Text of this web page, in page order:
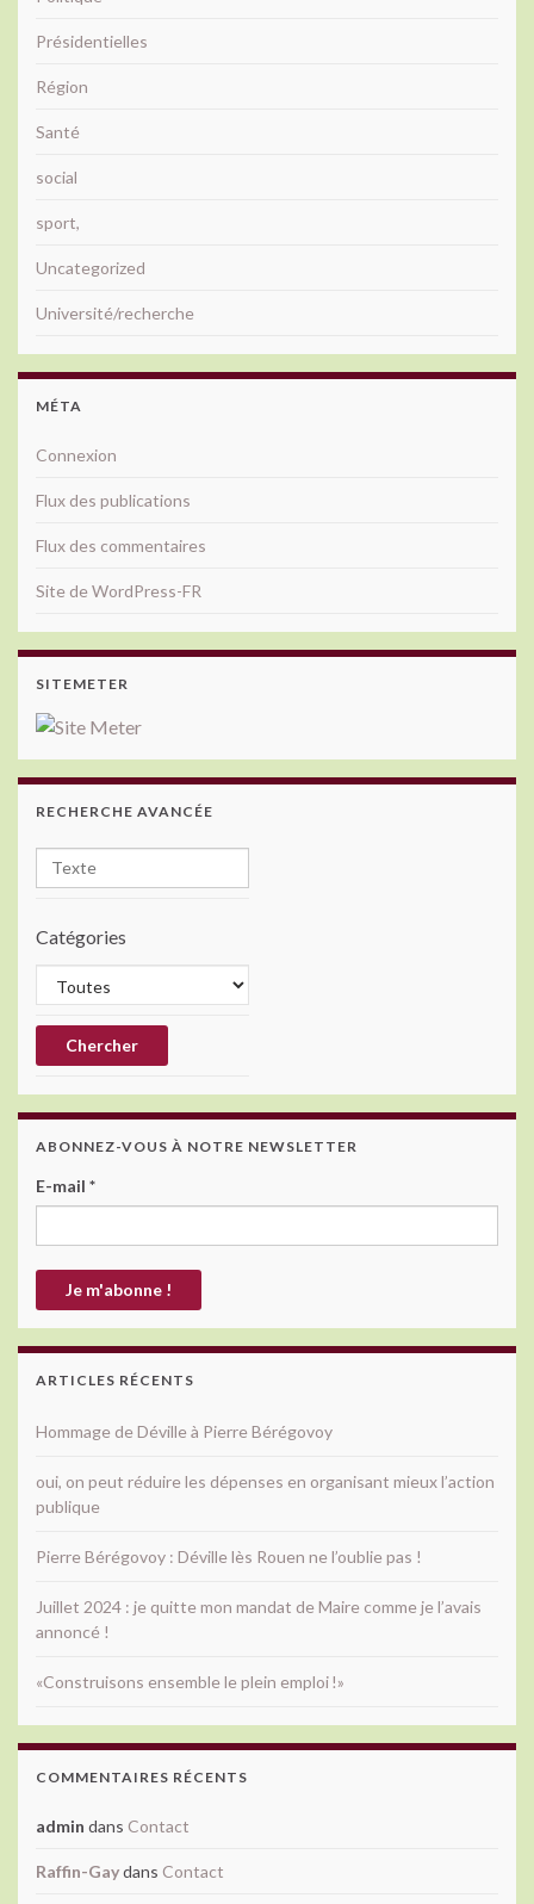
Présidentielles
Région
Santé
social
sport,
Uncategorized
Université/recherche
MÉTA
Connexion
Flux des publications
Flux des commentaires
Site de WordPress-FR
SITEMETER
RECHERCHE AVANCÉE
Catégories
ABONNEZ-VOUS À NOTRE NEWSLETTER
E-mail *
ARTICLES RÉCENTS
Hommage de Déville à Pierre Bérégovoy
oui, on peut réduire les dépenses en organisant mieux l’action
publique
Pierre Bérégovoy : Déville lès Rouen ne l’oublie pas !
Juillet 2024 : je quitte mon mandat de Maire comme je l’avais
annoncé !
«Construisons ensemble le plein emploi !»
COMMENTAIRES RÉCENTS
admin dans Contact
Raffin-Gaydans Contact